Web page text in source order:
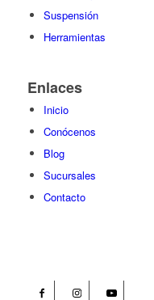
Suspensión
Herramientas
Enlaces
Inicio
Conócenos
Blog
Sucursales
Contacto